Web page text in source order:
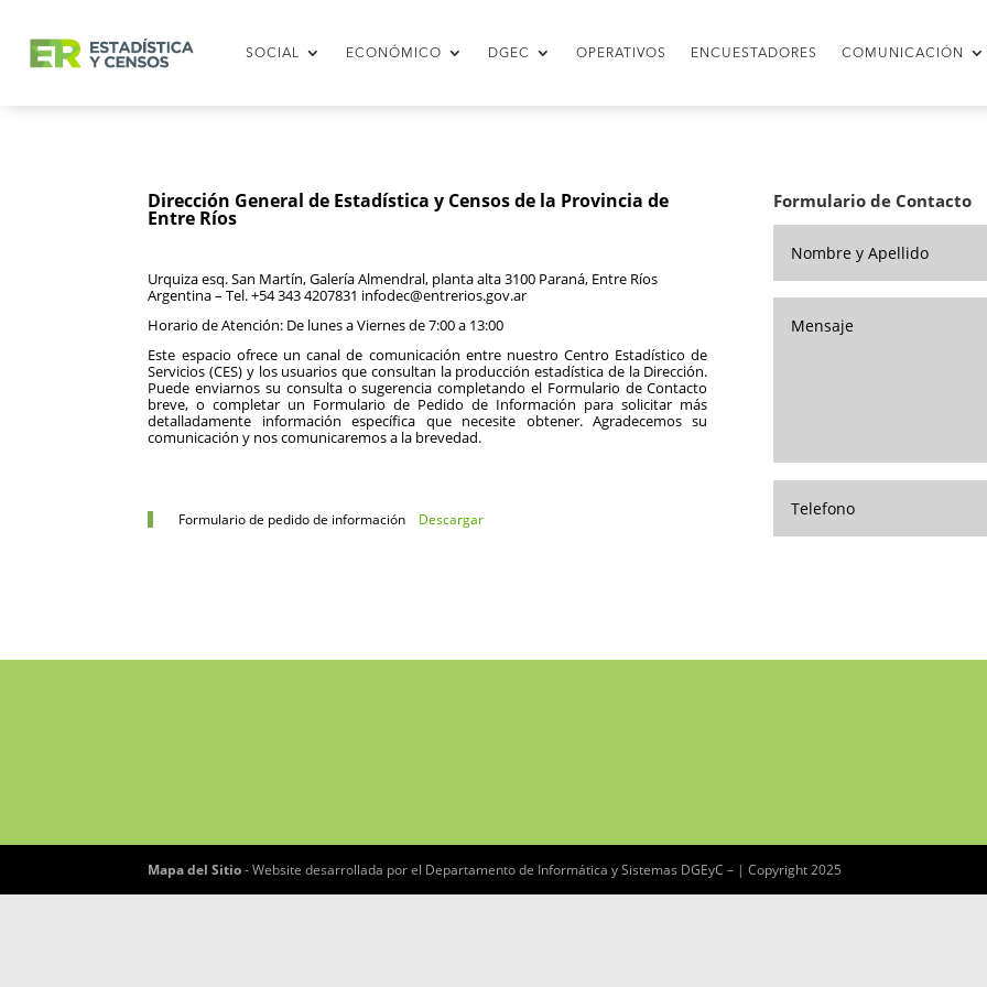
SOCIAL ECONÓMICO DGEC OPERATIVOS ENCUESTADORES COMUNICACIÓN
Dirección General de Estadística y Censos de la Provincia de
Entre Ríos
Urquiza esq. San Martín, Galería Almendral, planta alta3100 Paraná, Entre Ríos
Argentina – Tel. +54 343 4207831 infodec@entrerios.gov.ar
Horario de Atención: De lunes a Viernes de 7:00 a 13:00
Este espacio ofrece un canal de comunicación entre nuestro Centro Estadístico de
Servicios (CES) y los usuarios que consultan la producción estadística de la Dirección.
Puede enviarnos su consulta o sugerencia completando el Formulario de Contacto
breve, o completar un Formulario de Pedido de Información para solicitar más
detalladamente información específica que necesite obtener. Agradecemos su
comunicación y nos comunicaremos a la brevedad.
Formulario de pedido de información Descargar
Formulario de Contacto
Mapa del Sitio- Website desarrollada por el Departamento de Informática y Sistemas DGEyC – | Copyright 2025